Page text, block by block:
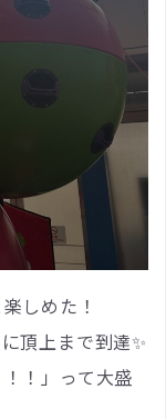
しめた！
頂上まで到達✨
！」って大盛